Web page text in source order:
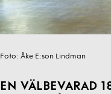
Foto: Åke E:son Lindman
EN VÄLBEVARAD